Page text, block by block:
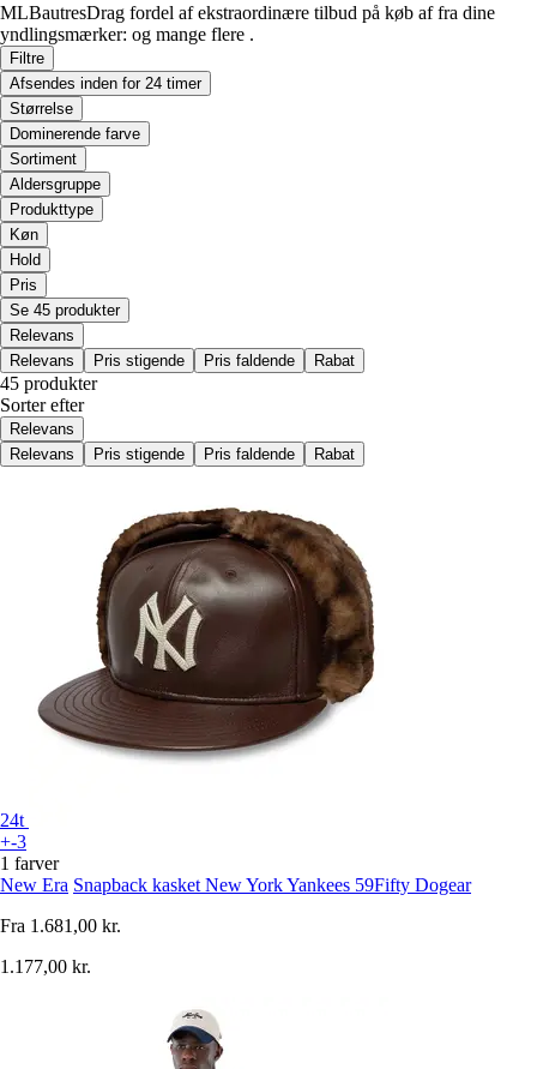
MLBautresDrag fordel af ekstraordinære tilbud på køb af fra dine
yndlingsmærker: og mange flere .
Filtre
Afsendes inden for 24 timer
Størrelse
Dominerende farve
Sortiment
Aldersgruppe
Produkttype
Køn
Hold
Pris
Se 45 produkter
Relevans
Relevans
Pris stigende Pris faldende Rabat
45 produkter
Sorter efter
Relevans
Relevans
Pris stigende Pris faldende Rabat
24t
+-3
1 farver
New Era Snapback kasket New York Yankees 59Fifty Dogear
Fra 1.681,00 kr.
1.177,00 kr.